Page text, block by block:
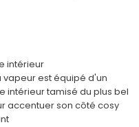
intérieur
vapeur est équipé d'un
intérieur tamisé du plus bel
accentuer son côté cosy